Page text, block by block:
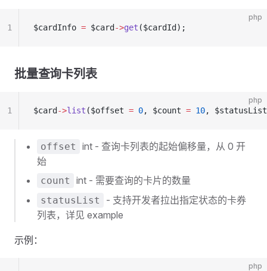
php
$cardInfo = $card ->get ($cardId);
1
批量查询卡列表
php
$card ->list ($offset = 0, $count = 10,
1
offset
int - 查询卡列表的起始偏移量，从 0 开
始
count int - 需要查询的卡片的数量
statusList
- 支持开发者拉出指定状态的卡券
列表，详见 example
示例：
php